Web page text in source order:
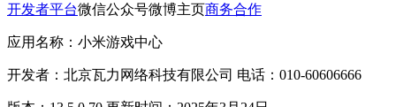
开发者平台微信公众号微博主页商务合作
应用名称：小米游戏中心
开发者：北京瓦力网络科技有限公司 电话：010-60606666